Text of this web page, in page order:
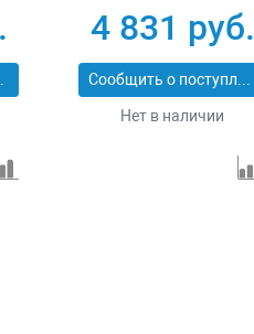
Pro Matrix 731073
4 831 руб.
Сообщить о поступлении
Нет в наличии